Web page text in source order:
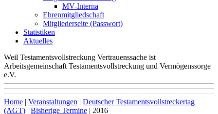
MV-Interna
Ehrenmitgliedschaft
Mitgliederseite (Passwort)
Statistiken
Aktuelles
Weil Testamentsvollstreckung Vertrauenssache ist
Arbeitsgemeinschaft Testamentsvollstreckung und Vermögenssorge
e.V.
Home | Veranstaltungen | Deutscher Testamentsvollstreckertag
(AGT) | Bisherige Termine | 2016